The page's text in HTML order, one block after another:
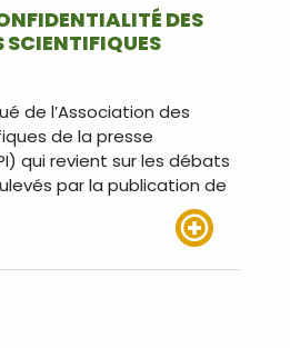
DES
de l’Association des
de la presse
qui revient sur les débats
par la publication de